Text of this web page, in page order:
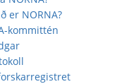
er NORNA?
kommittén